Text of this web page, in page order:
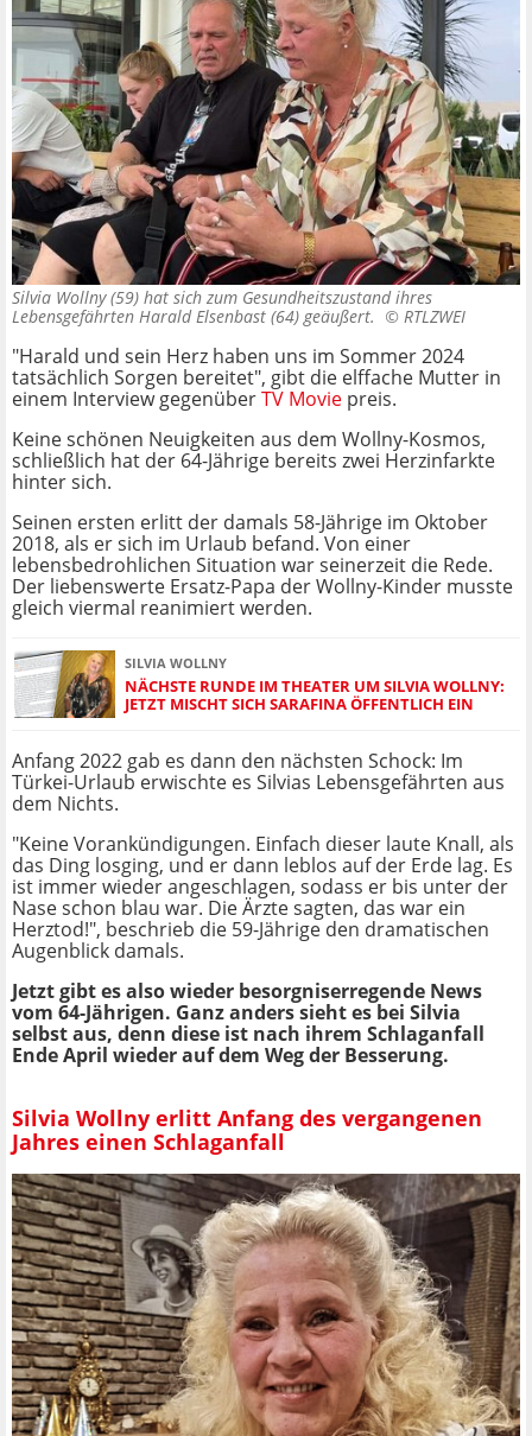
Silvia Wollny (59) hat sich zum Gesundheitszustand ihres
Lebensgefährten Harald Elsenbast (64) geäußert. © RTLZWEI
"Harald und sein Herz haben uns im Sommer 2024
tatsächlich Sorgen bereitet", gibt die elffache Mutter in
einem Interview gegenüberTV Movie preis.
Keine schönen Neuigkeiten aus dem Wollny-Kosmos,
schließlich hat der 64-Jährige bereits zwei Herzinfarkte
hinter sich.
Seinen ersten erlitt der damals 58-Jährige im Oktober
2018, als er sich im Urlaub befand. Von einer
lebensbedrohlichen Situation war seinerzeit die Rede.
Der liebenswerte Ersatz-Papa der Wollny-Kinder musste
gleich viermal reanimiert werden.
SILVIA WOLLNY
NÄCHSTE RUNDE IM THEATER UM SILVIA WOLLNY:
JETZT MISCHT SICH SARAFINA ÖFFENTLICH EIN
Anfang 2022 gab es dann den nächsten Schock: Im
Türkei-Urlaub erwischte es Silvias Lebensgefährten aus
dem Nichts.
"Keine Vorankündigungen. Einfach dieser laute Knall, als
das Ding losging, und er dann leblos auf der Erde lag. Es
ist immer wieder angeschlagen, sodass er bis unter der
Nase schon blau war. Die Ärzte sagten, das war ein
Herztod!", beschrieb die 59-Jährige den dramatischen
Augenblick damals.
Jetzt gibt es also wieder besorgniserregende News
vom 64-Jährigen. Ganz anders sieht es bei Silvia
selbst aus, denn diese ist nach ihrem Schlaganfall
Ende April wieder auf dem Weg der Besserung.
Silvia Wollny erlitt Anfang des vergangenen
Jahres einen Schlaganfall